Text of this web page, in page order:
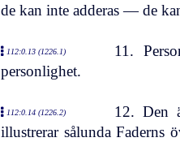
de kan inte adderas — de
112:0.13 (1226.1)
11.
personlighet.
112:0.14 (1226.2)
12. Den
illustrerar sålunda Faderns